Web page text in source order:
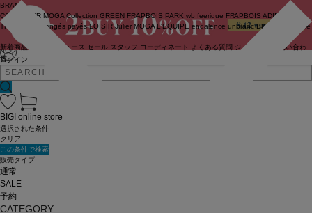
ログイン
BRAND
COUTURIER MOGA Collection GREEN FRAPBOIS PARK wb feerique FRAPBOIS ADIEU
TRISTESSE
congés payés LOISIR Julier MOGA L'EQUIPE endalence unbilanc BIGI online store
新着商品 ニュース セール スタッフ コーディネート よくある質問 ジャーナル
お問い合わ
せ
BIGI online store
選択された条件
クリア
この条件で検索
販売タイプ
通常
SALE
予約
CATEGORY